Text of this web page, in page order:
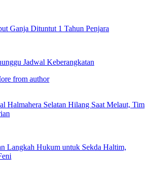
Ganja Dituntut 1 Tahun Penjara
Jadwal Keberangkatan
from author
Halmahera Selatan Hilang Saat Melaut, Tim
Langkah Hukum untuk Sekda Haltim,